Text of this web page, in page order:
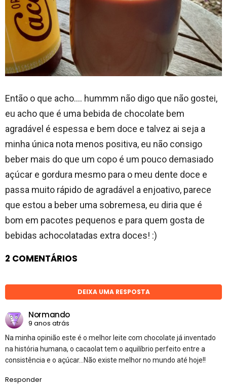
Então o que acho…. hummm não digo que não gostei,
eu acho que é uma bebida de chocolate bem
agradável é espessa e bem doce e talvez ai seja a
minha única nota menos positiva, eu não consigo
beber mais do que um copo é um pouco demasiado
açúcar e gordura mesmo para o meu dente doce e
passa muito rápido de agradável a enjoativo, parece
que estou a beber uma sobremesa, eu diria que é
bom em pacotes pequenos e para quem gosta de
bebidas achocolatadas extra doces! :)
2 COMENTÁRIOS
DEIXA UMA RESPOSTA
Normando
9 anos atrás
Na minha opinião este é o melhor leite com chocolate já inventado
na história humana, o cacaolat tem o aquilíbrio perfeito entre a
consistência e o açúcar…Não existe melhor no mundo até hoje!!
Responder